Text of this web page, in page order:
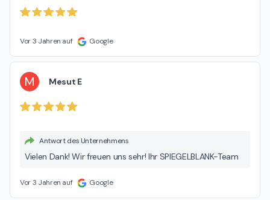
Vor 3 Jahren auf Google
M Mesut E
Antwort des Unternehmens
Vielen Dank! Wir freuen uns sehr! Ihr SPIEGELBLANK-Team
Vor 3 Jahren auf Google